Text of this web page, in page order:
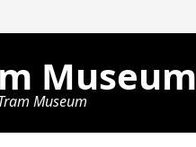
Museum
Museum